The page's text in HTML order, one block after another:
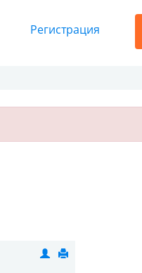
Регистрация